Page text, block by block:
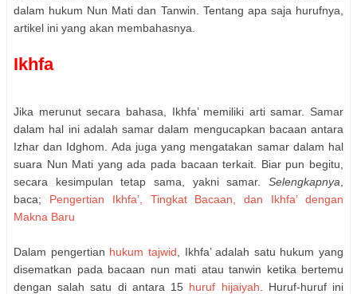
dalam hukum Nun Mati dan Tanwin. Tentang apa saja hurufnya,
artikel ini yang akan membahasnya.
Ikhfa
Jika merunut secara bahasa, Ikhfa’ memiliki arti samar. Samar
dalam hal ini adalah samar dalam mengucapkan bacaan antara
Izhar dan Idghom. Ada juga yang mengatakan samar dalam hal
suara Nun Mati yang ada pada bacaan terkait. Biar pun begitu,
secara kesimpulan tetap sama, yakni samar. Selengkapnya,
baca; Pengertian Ikhfa’, Tingkat Bacaan, dan Ikhfa’ dengan
Makna Baru
Dalam pengertian hukum tajwid, Ikhfa’ adalah satu hukum yang
disematkan pada bacaan nun mati atau tanwin ketika bertemu
dengan salah satu di antara 15 huruf hijaiyah. Huruf-huruf ini